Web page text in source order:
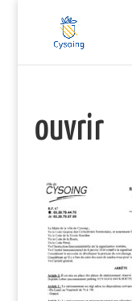
ouvrir